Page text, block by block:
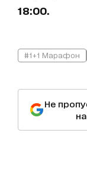
18:00.
#1+1 Марафон
Не